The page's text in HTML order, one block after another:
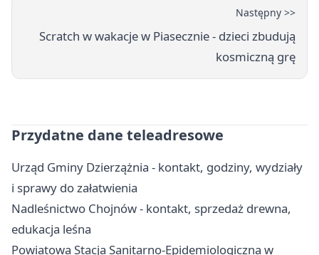
Następny >>
Scratch w wakacje w Piasecznie - dzieci zbudują
kosmiczną grę
Przydatne dane teleadresowe
Urząd Gminy Dzierzążnia - kontakt, godziny, wydziały
i sprawy do załatwienia
Nadleśnictwo Chojnów - kontakt, sprzedaż drewna,
edukacja leśna
Powiatowa Stacja Sanitarno-Epidemiologiczna w